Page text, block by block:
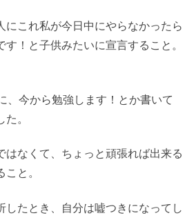
にこれ私が今日中にやらなかったら
す！と子供みたいに宣言すること。
、今から勉強します！とか書いて
。
はなくて、ちょっと頑張れば出来る
と。
したとき、自分は嘘つきになってし